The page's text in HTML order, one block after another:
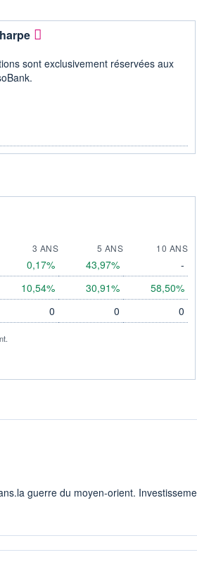
sont exclusivement réservées aux
3 ANS 5 ANS
10 ANS
0,17% 43,97% -
10,54% 30,91% 58,50%
0 0 0
guerre du moyen-orient.